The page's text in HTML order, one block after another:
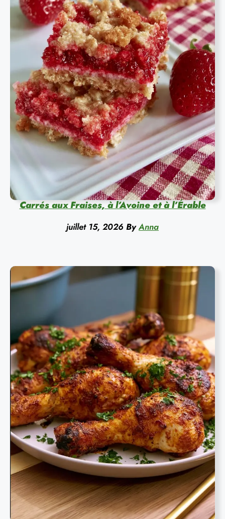
Carrés aux Fraises, à l’Avoine et à l’Érable
juillet 15, 2026 By Anna